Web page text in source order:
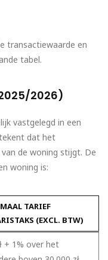
transactiewaarde en
tabel.
2026)
vastgelegd in een
dat het
de woning stijgt. De
woning is:
TARIEF
(EXCL. BTW)
+ 1% over het